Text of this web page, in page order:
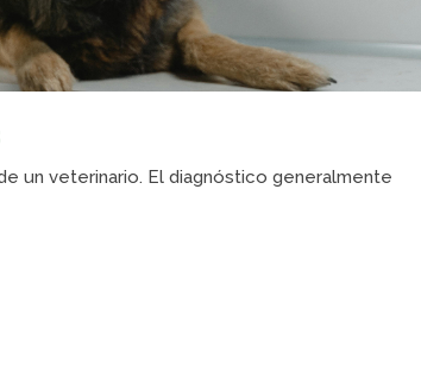
un veterinario. El diagnóstico generalmente